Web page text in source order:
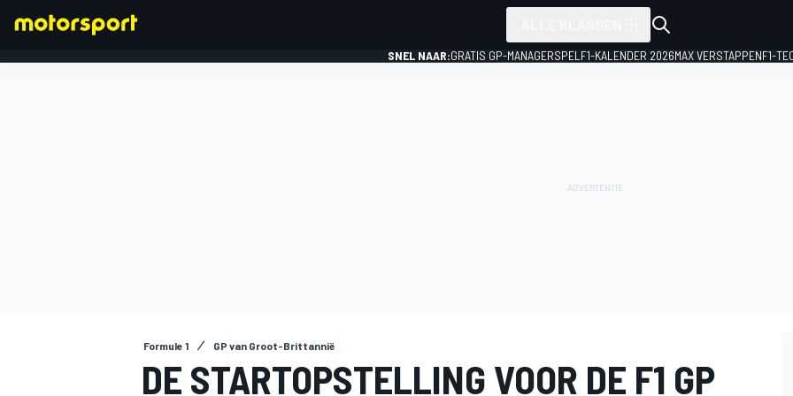
SNEL NAAR:GRATIS GP-MANAGERSPEL F1-KALENDER 2026MAX VERSTAPPENF1-
Formule 1 GP van Groot-Brittannië
DE STARTOPSTELLING VOOR DE F1 GP